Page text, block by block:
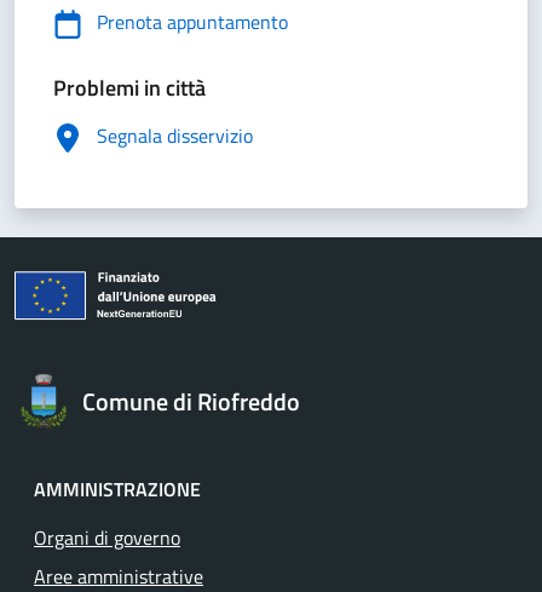
Prenota appuntamento
Problemi in città
Segnala disservizio
Comune di Riofreddo
AMMINISTRAZIONE
Organi di governo
Aree amministrative